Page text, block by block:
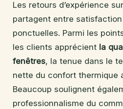
Les retours d’expérience
partagent entre
ponctuelles. Parmi les
les clients apprécient la
fenêtres, la tenue dans le
nette du confort thermique
Beaucoup soulignent
professionnalisme du